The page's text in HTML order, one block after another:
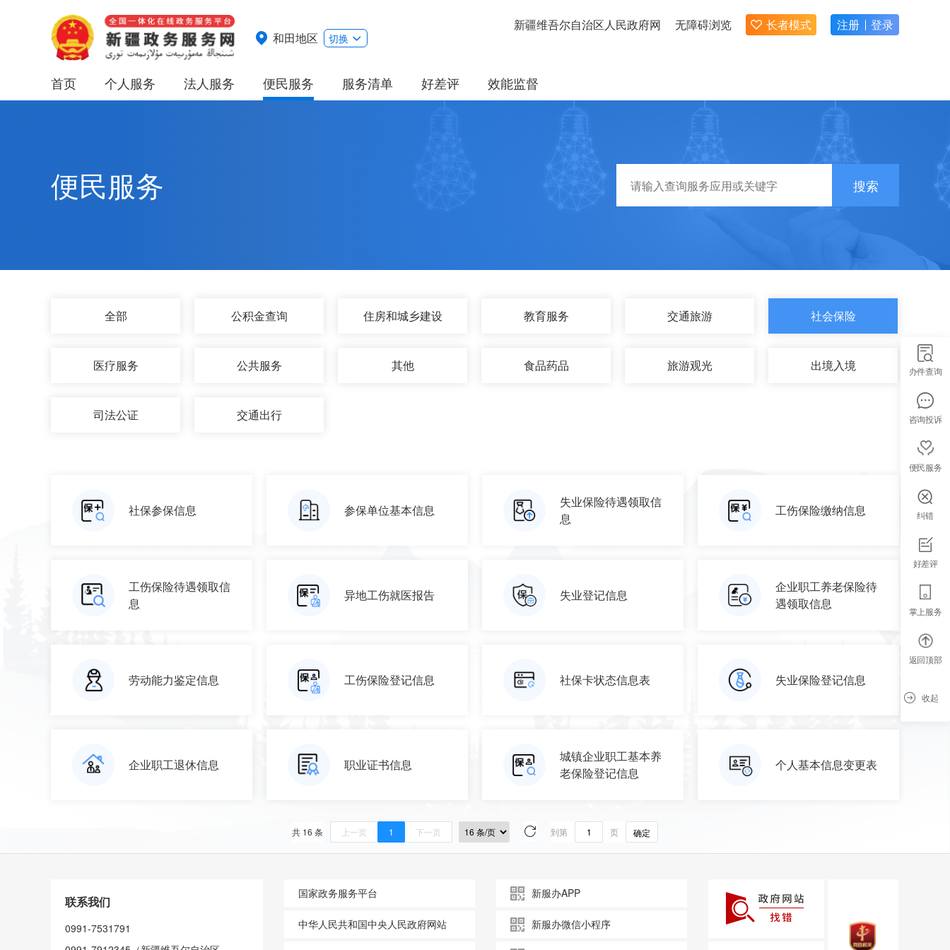
和田地区 切换
新疆维吾尔自治区人民政府网 无障碍浏览 长者模式 注册 登录
首页 个人服务 法人服务 便民服务 服务清单 好差评 效能监督
便民服务 搜索
全部 公积金查询 住房和城乡建设 教育服务 交通旅游 社会保险
医疗服务 公共服务 其他 食品药品 旅游观光 出境入境
司法公证 交通出行
社保参保信息 参保单位基本信息
失业保险待遇领取信
息
工伤保险缴纳信息
工伤保险待遇领取信
息
异地工伤就医报告 失业登记信息
企业职工养老保险待
遇领取信息
劳动能力鉴定信息 工伤保险登记信息 社保卡状态信息表 失业保险登记信息
企业职工退休信息 职业证书信息
城镇企业职工基本养
老保险登记信息
个人基本信息变更表
共 16 条 上一页 1 下一页 到第 页 确定
联系我们
0991-7531791
国家政务服务平台
中华人民共和国中央人民政府网站
新服办APP
新服办微信小程序
办件查询
咨询投诉
便民服务
纠错
好差评
掌上服务
返回顶部
收起